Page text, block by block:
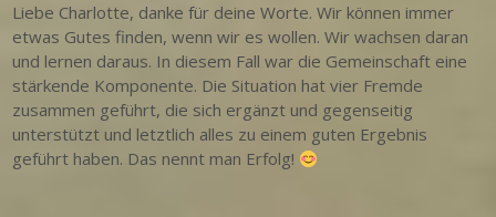
Liebe Charlotte, danke für deine Worte. Wir können immer
etwas Gutes finden, wenn wir es wollen. Wir wachsen daran
und lernen daraus. In diesem Fall war die Gemeinschaft eine
stärkende Komponente. Die Situation hat vier Fremde
zusammen geführt, die sich ergänzt und gegenseitig
unterstützt und letztlich alles zu einem guten Ergebnis
geführt haben. Das nennt man Erfolg!